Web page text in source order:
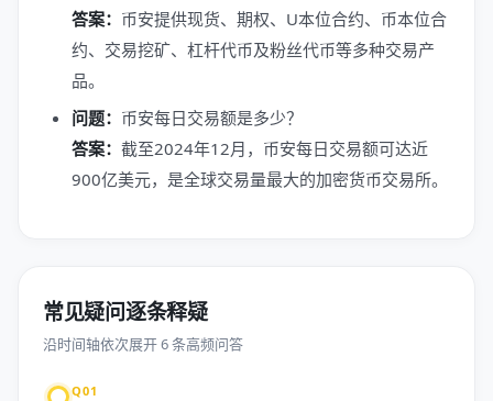
答案： 币安提供现货、期权、U本位合约、币本位合
约、交易挖矿、杠杆代币及粉丝代币等多种交易产
品。
问题： 币安每日交易额是多少？
答案： 截至2024年12月，币安每日交易额可达近
900亿美元，是全球交易量最大的加密货币交易所。
常见疑问逐条释疑
沿时间轴依次展开 6 条高频问答
Q01